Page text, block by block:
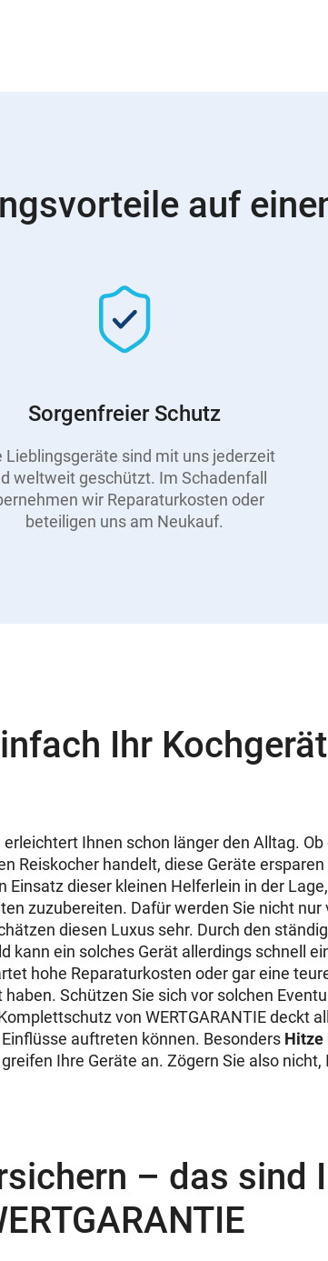
auf
Sorgenfreier Schutz
Lieblingsgeräte sind mit uns jederzeit
weltweit geschützt. Im Schadenfall
wir Reparaturkosten oder
beteiligen uns am Neukauf.
Ihr Kochgerät
Ihnen schon länger den Alltag.
Reiskocher handelt, diese Geräte
Einsatz dieser kleinen Helferlein in der
zuzubereiten. Dafür werden Sie nicht nur
diesen Luxus sehr. Durch den
kann ein solches Gerät allerdings schnell
hohe Reparaturkosten oder gar eine
Schützen Sie sich vor solchen
von WERTGARANTIE deckt
auftreten können. Besonders Hitze
Ihre Geräte an. Zögern Sie also nicht,
– das sind